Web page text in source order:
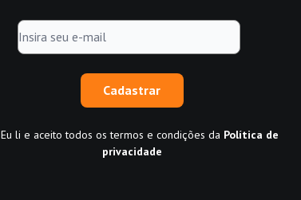
Cadastrar
Eu li e aceito todos os termos e condições da Política de
privacidade